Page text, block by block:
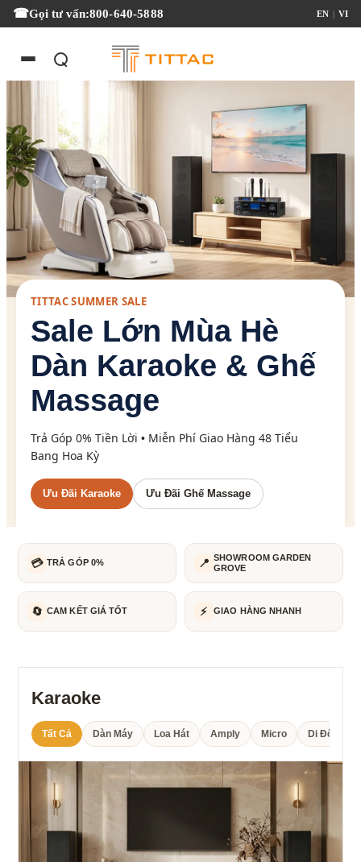
Gọi tư vấn:800-640-5888 EN | VI
TITTAC SUMMER SALE
Sale Lớn Mùa Hè
Dàn Karaoke & Ghế
Massage
Trả Góp 0% Tiền Lời • Miễn Phí Giao Hàng 48 Tiểu
Bang Hoa Kỳ
Ưu Đãi Karaoke Ưu Đãi Ghế Massage
💳 TRẢ GÓP 0% 📍 SHOWROOM GARDEN
GROVE
🔄 CAM KẾT GIÁ TỐT ⚡ GIAO HÀNG NHANH
Karaoke
Tất Cả Dàn Máy Loa Hát Amply Micro Di Động